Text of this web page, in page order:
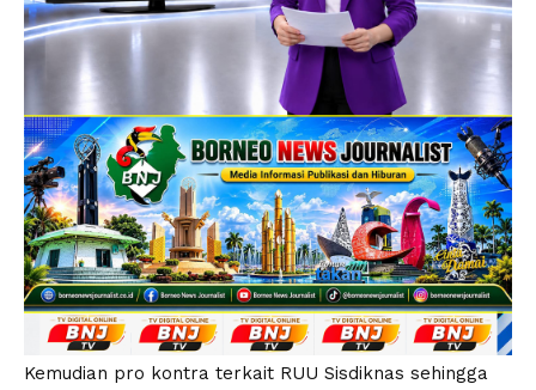
Kemudian pro kontra terkait RUU Sisdiknas sehingga